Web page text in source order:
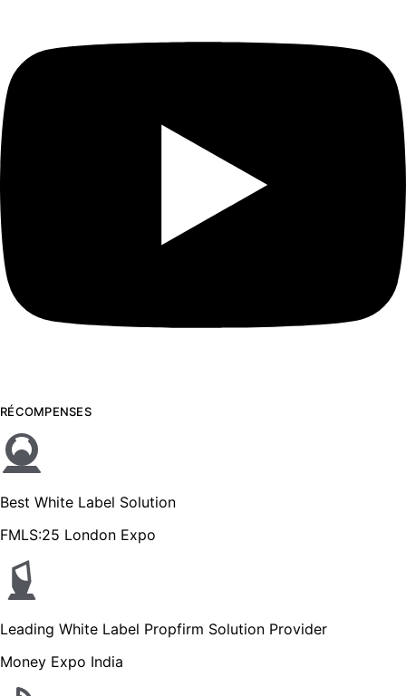
RÉCOMPENSES
Best White Label Solution
FMLS:25 London Expo
Leading White Label Propfirm Solution Provider
Money Expo India